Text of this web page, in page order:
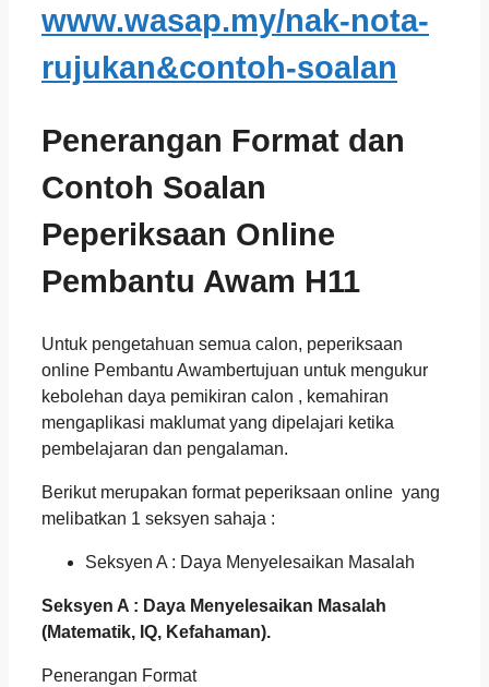
www.wasap.my/nak-nota-
rujukan&contoh-soalan
Penerangan Format dan
Contoh Soalan
Peperiksaan Online
Pembantu Awam H11
Untuk pengetahuan semua calon, peperiksaan
online Pembantu Awambertujuan untuk mengukur
kebolehan daya pemikiran calon , kemahiran
mengaplikasi maklumat yang dipelajari ketika
pembelajaran dan pengalaman.
Berikut merupakan format peperiksaan online yang
melibatkan 1 seksyen sahaja :
Seksyen A : Daya Menyelesaikan Masalah
Seksyen A : Daya Menyelesaikan Masalah
(Matematik, IQ, Kefahaman).
Penerangan Format